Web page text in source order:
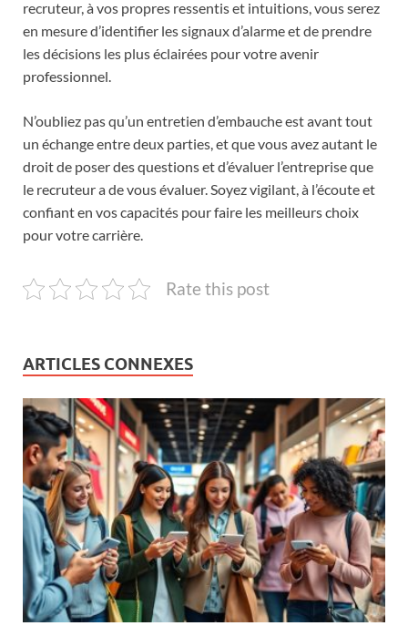
recruteur, à vos propres ressentis et intuitions, vous serez
en mesure d’identifier les signaux d’alarme et de prendre
les décisions les plus éclairées pour votre avenir
professionnel.
N’oubliez pas qu’un entretien d’embauche est avant tout
un échange entre deux parties, et que vous avez autant le
droit de poser des questions et d’évaluer l’entreprise que
le recruteur a de vous évaluer. Soyez vigilant, à l’écoute et
confiant en vos capacités pour faire les meilleurs choix
pour votre carrière.
Rate this post
ARTICLES CONNEXES